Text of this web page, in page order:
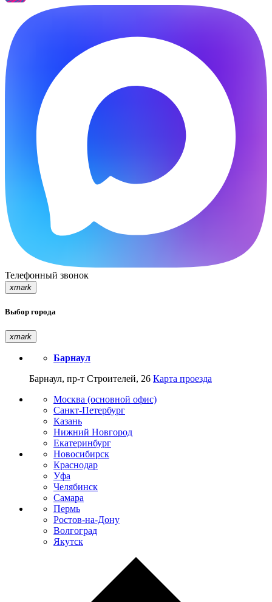
Телефонный звонок
xmark
Выбор города
xmark
Барнаул
Барнаул, пр-т Строителей, 26 Карта проезда
Москва (основной офис)
Санкт-Петербург
Казань
Нижний Новгород
Екатеринбург
Новосибирск
Краснодар
Уфа
Челябинск
Самара
Пермь
Ростов-на-Дону
Волгоград
Якутск